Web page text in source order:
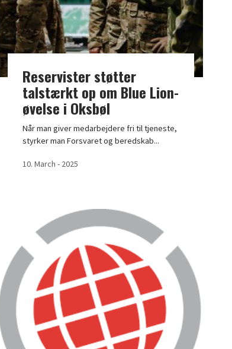
Reservister støtter
talstærkt op om Blue Lion-
øvelse i Oksbøl
Når man giver medarbejdere fri til tjeneste,
styrker man Forsvaret og beredskab...
10. March - 2025